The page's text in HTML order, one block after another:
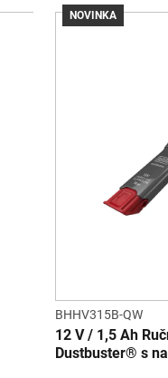
NOVINKA
BHHV315B-QW
12 V / 1,5 Ah
Dustbuster® s